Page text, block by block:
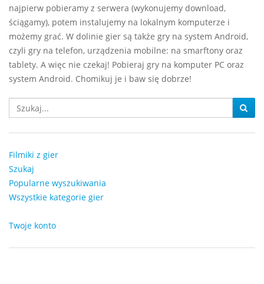
najpierw pobieramy z serwera (wykonujemy download,
ściągamy), potem instalujemy na lokalnym komputerze i
możemy grać. W dolinie gier są także gry na system Android,
czyli gry na telefon, urządzenia mobilne: na smarftony oraz
tablety. A więc nie czekaj! Pobieraj gry na komputer PC oraz
system Android. Chomikuj je i baw się dobrze!
Filmiki z gier
Szukaj
Popularne wyszukiwania
Wszystkie kategorie gier
Twoje konto